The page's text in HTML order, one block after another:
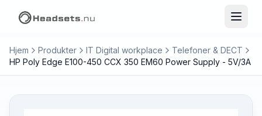
Hjem Produkter IT Digital workplace
Telefoner & DECT
HP Poly Edge E100-450 CCX 350 EM60 Power Supply - 5V/3A